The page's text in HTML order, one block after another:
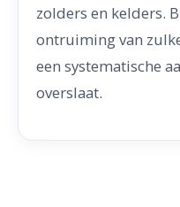
zolders en kelders.
ontruiming van
een systematische
overslaat.